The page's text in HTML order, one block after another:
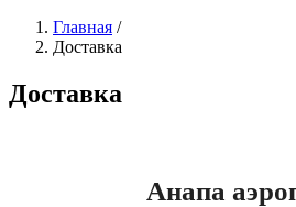
Главная /
Доставка
Доставка
Анапа